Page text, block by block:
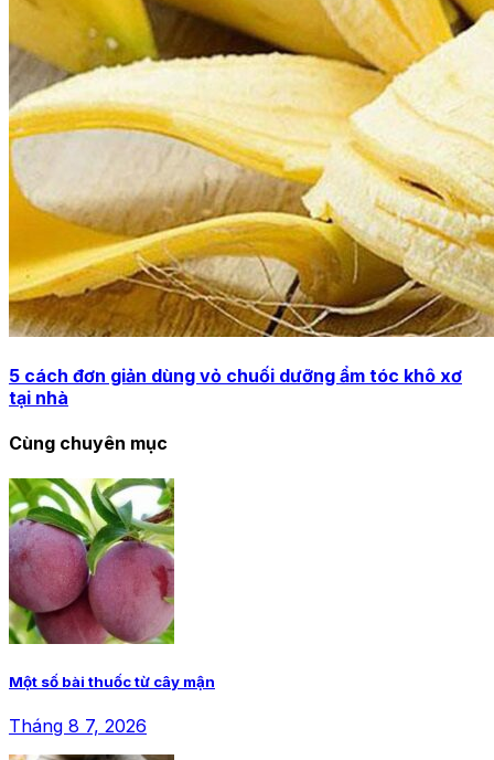
5 cách đơn giản dùng vỏ chuối dưỡng ẩm tóc khô xơ
tại nhà
Cùng chuyên mục
Một số bài thuốc từ cây mận
Tháng 8 7, 2026